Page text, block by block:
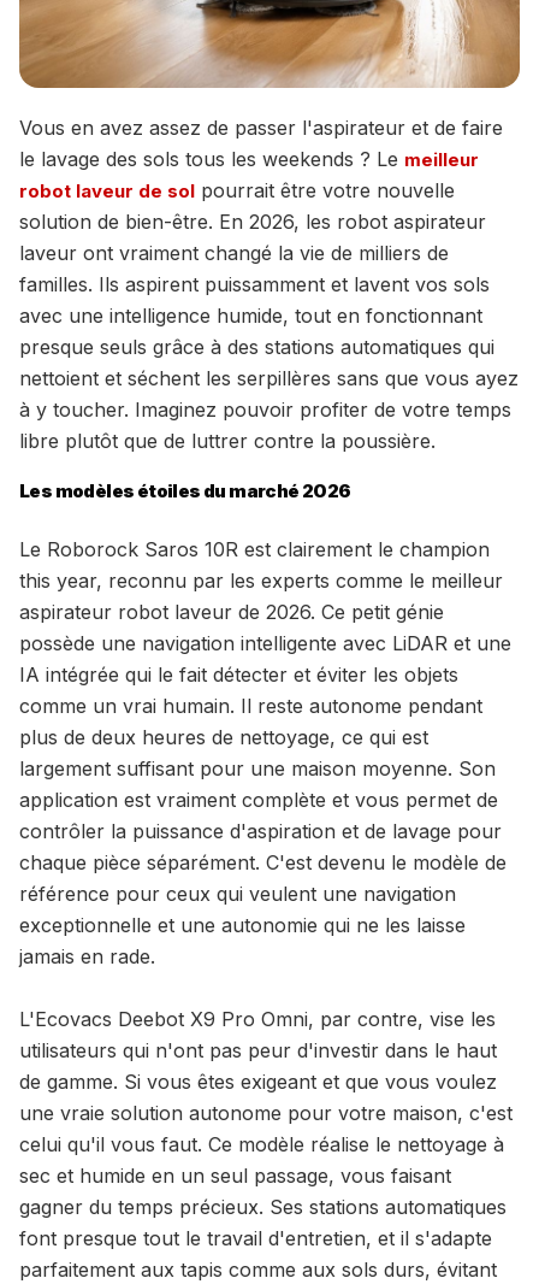
Vous en avez assez de passer l'aspirateur et de faire
le lavage des sols tous les weekends ? Le meilleur
robot laveur de sol pourrait être votre nouvelle
solution de bien-être. En 2026, les robot aspirateur
laveur ont vraiment changé la vie de milliers de
familles. Ils aspirent puissamment et lavent vos sols
avec une intelligence humide, tout en fonctionnant
presque seuls grâce à des stations automatiques qui
nettoient et séchent les serpillères sans que vous ayez
à y toucher. Imaginez pouvoir profiter de votre temps
libre plutôt que de luttrer contre la poussière.
Les modèles étoiles du marché 2026
Le Roborock Saros 10R est clairement le champion
this year, reconnu par les experts comme le meilleur
aspirateur robot laveur de 2026. Ce petit génie
possède une navigation intelligente avec LiDAR et une
IA intégrée qui le fait détecter et éviter les objets
comme un vrai humain. Il reste autonome pendant
plus de deux heures de nettoyage, ce qui est
largement suffisant pour une maison moyenne. Son
application est vraiment complète et vous permet de
contrôler la puissance d'aspiration et de lavage pour
chaque pièce séparément. C'est devenu le modèle de
référence pour ceux qui veulent une navigation
exceptionnelle et une autonomie qui ne les laisse
jamais en rade.
L'Ecovacs Deebot X9 Pro Omni, par contre, vise les
utilisateurs qui n'ont pas peur d'investir dans le haut
de gamme. Si vous êtes exigeant et que vous voulez
une vraie solution autonome pour votre maison, c'est
celui qu'il vous faut. Ce modèle réalise le nettoyage à
sec et humide en un seul passage, vous faisant
gagner du temps précieux. Ses stations automatiques
font presque tout le travail d'entretien, et il s'adapte
parfaitement aux tapis comme aux sols durs, évitant